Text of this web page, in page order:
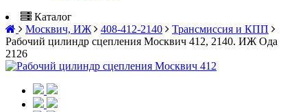
Каталог
Москвич, ИЖ
408-412-2140
Трансмиссия и КПП
Рабочий цилиндр сцепления Москвич 412, 2140. ИЖ Ода
2126